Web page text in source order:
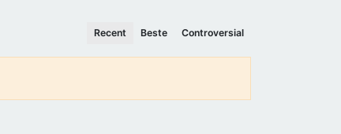
Recent Beste Controversial